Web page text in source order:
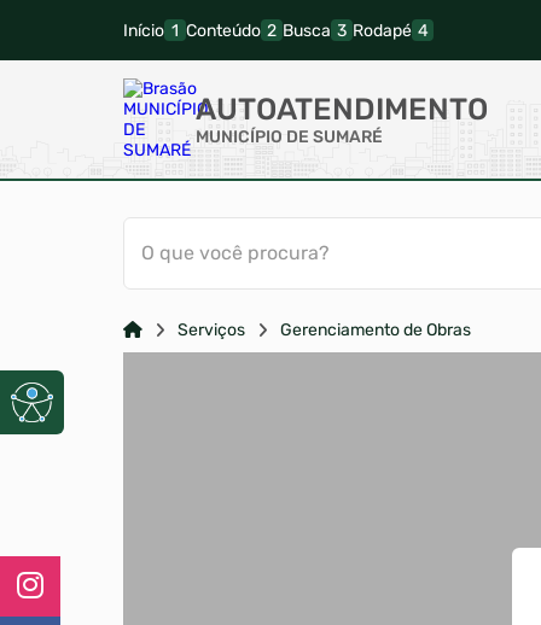
Início Conteúdo Busca Rodapé
AUTOATENDIMENTO
MUNICÍPIO DE SUMARÉ
O que você procura?
Serviços Gerenciamento de Obras